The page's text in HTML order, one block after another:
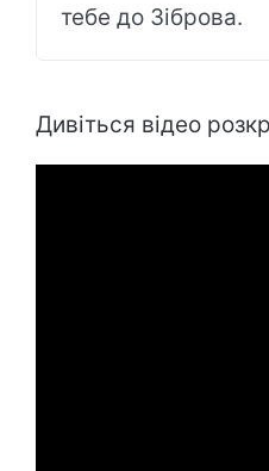
тебе до Зіброва.
Дивіться відео